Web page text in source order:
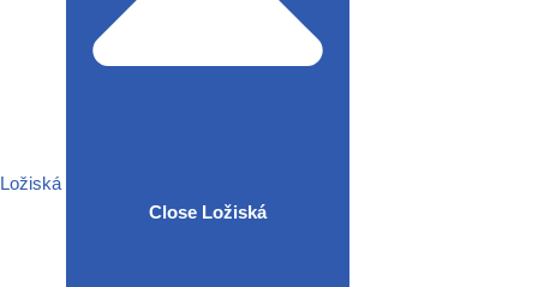
Ložiská
Close Ložiská